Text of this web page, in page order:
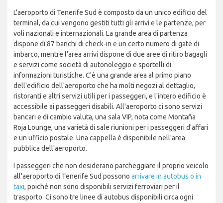
L'aeroporto di Tenerife Sud è composto da un unico edificio del
terminal, da cui vengono gestiti tutti gli arrivi e le partenze, per
voli nazionali e internazionali. La grande area di partenza
dispone di 87 banchi di check-in e un certo numero di gate di
imbarco, mentre l'area arrivi dispone di due aree di ritiro bagagli
e servizi come società di autonoleggio e sportelli di
informazioni turistiche. C'è una grande area al primo piano
dell'edificio dell'aeroporto che ha molti negozi al dettaglio,
ristoranti e altri servizi utili per i passeggeri, e l'intero edificio è
accessibile ai passeggeri disabili. All'aeroporto ci sono servizi
bancari e di cambio valuta, una sala VIP, nota come Montaña
Roja Lounge, una varietà di sale riunioni per i passeggeri d'affari
e un ufficio postale. Una cappella è disponibile nell'area
pubblica dell'aeroporto.
I passeggeri che non desiderano parcheggiare il proprio veicolo
all'aeroporto di Tenerife Sud possono arrivare in autobus o in
taxi, poiché non sono disponibili servizi ferroviari per il
trasporto. Ci sono tre linee di autobus disponibili circa ogni